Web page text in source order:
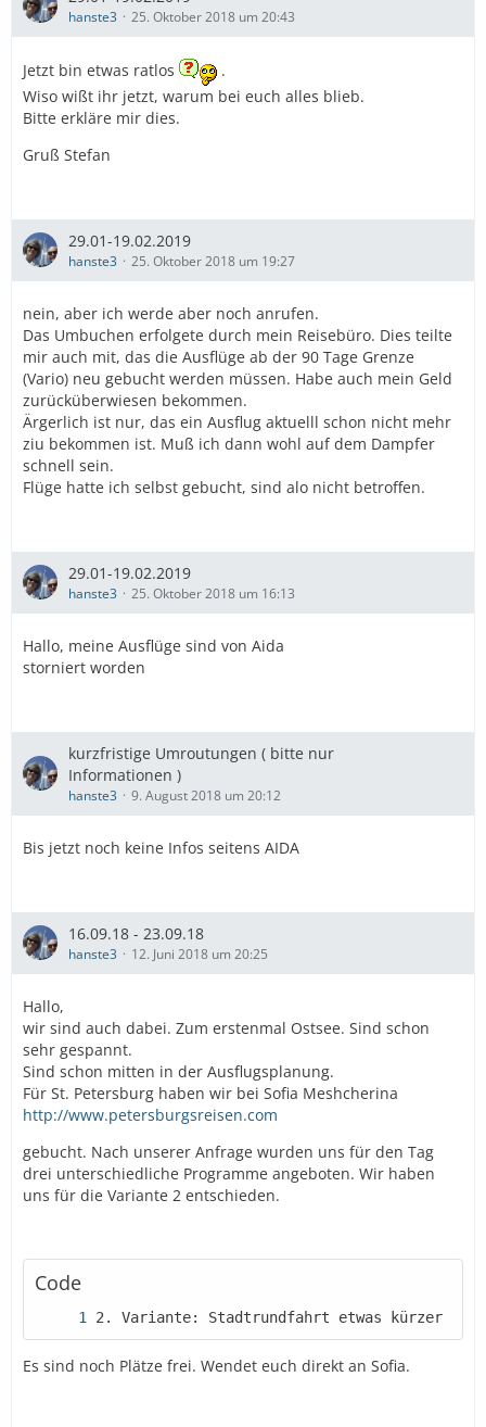
hanste3 25. Oktober 2018 um 20:43
Jetzt bin etwas ratlos
.
Wiso wißt ihr jetzt, warum bei euch alles blieb.
Bitte erkläre mir dies.
Gruß Stefan
29.01-19.02.2019
hanste3 25. Oktober 2018 um 19:27
nein, aber ich werde aber noch anrufen.
Das Umbuchen erfolgete durch mein Reisebüro. Dies teilte
mir auch mit, das die Ausflüge ab der 90 Tage Grenze
(Vario) neu gebucht werden müssen. Habe auch mein Geld
zurücküberwiesen bekommen.
Ärgerlich ist nur, das ein Ausflug aktuelll schon nicht mehr
ziu bekommen ist. Muß ich dann wohl auf dem Dampfer
schnell sein.
Flüge hatte ich selbst gebucht, sind alo nicht betroffen.
29.01-19.02.2019
hanste3 25. Oktober 2018 um 16:13
Hallo, meine Ausflüge sind von Aida
storniert worden
kurzfristige Umroutungen ( bitte nur
Informationen )
hanste3 9. August 2018 um 20:12
Bis jetzt noch keine Infos seitens AIDA
16.09.18 - 23.09.18
hanste3 12. Juni 2018 um 20:25
Hallo,
wir sind auch dabei. Zum erstenmal Ostsee. Sind schon
sehr gespannt.
Sind schon mitten in der Ausflugsplanung.
Für St. Petersburg haben wir bei Sofia Meshcherina
http://www.petersburgsreisen.com
gebucht. Nach unserer Anfrage wurden uns für den Tag
drei unterschiedliche Programme angeboten. Wir haben
uns für die Variante 2 entschieden.
Code
2. Variante: Stadtrundfahrt etwas kürzer
Es sind noch Plätze frei. Wendet euch direkt an Sofia.